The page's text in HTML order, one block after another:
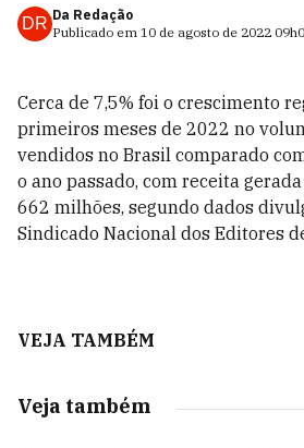
DR Da Redação
Publicado em 10 de agosto de 2022
Cerca de 7,5% foi o crescimento
primeiros meses de 2022 no
vendidos no Brasil comparado
o ano passado, com receita
662 milhões, segundo dados
Sindicado Nacional dos Editores
VEJA TAMBÉM
Veja também